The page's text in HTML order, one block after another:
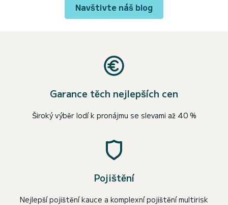
Navštivte náš blog
Garance těch nejlepších cen
Široký výběr lodí k pronájmu se slevami až 40 %
Pojištění
Nejlepší pojištění kauce a komplexní pojištění multirisk